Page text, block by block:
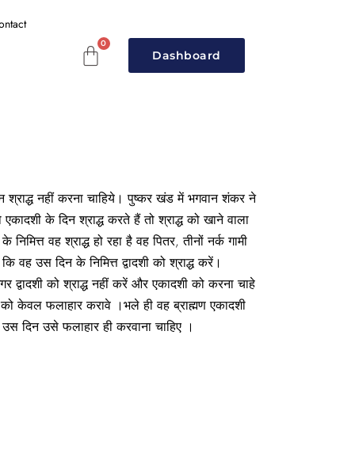
Dashboard
श्राद्ध नहीं करना चाहिये। पुष्कर खंड में भगवान शंकर ने
के दिन श्राद्ध करते हैं तो श्राद्ध को खाने वाला
वह श्राद्ध हो रहा है वह पितर, तीनों नर्क गामी
वह उस दिन के निमित्त द्वादशी को श्राद्ध करें।
द्वादशी को श्राद्ध नहीं करें और एकादशी को करना चाहे
को केवल फलाहार करावे ।भले ही वह ब्राह्मण एकादशी
दिन उसे फलाहार ही करवाना चाहिए ।